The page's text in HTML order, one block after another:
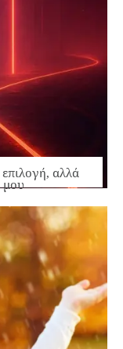
αλλά
μου